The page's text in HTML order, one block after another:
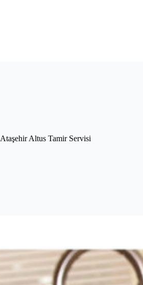
Ataşehir Altus Tamir Servisi